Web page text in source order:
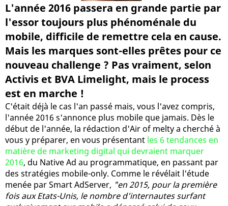
L'année 2016 passera en grande partie par
l'essor toujours plus phénoménale du
mobile, difficile de remettre cela en cause.
Mais les marques sont-elles prêtes pour ce
nouveau challenge ? Pas vraiment, selon
Activis et BVA Limelight, mais le process
est en marche !
C'était déjà le cas l'an passé mais, vous l'avez compris,
l'année 2016 s'annonce plus mobile que jamais. Dès le
début de l'année, la rédaction d'Air of melty a cherché à
vous y préparer, en vous présentant les 6 tendances en
matière de marketing digital qui devraient marquer
2016, du Native Ad au programmatique, en passant par
des stratégies mobile-only. Comme le révélait l'étude
menée par Smart AdServer, "en 2015, pour la première
fois aux Etats-Unis, le nombre d'internautes surfant